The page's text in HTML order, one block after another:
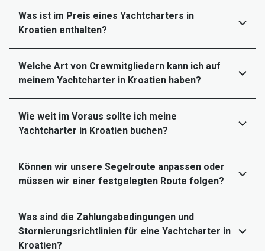
Was ist im Preis eines Yachtcharters in
Kroatien enthalten?
Welche Art von Crewmitgliedern kann ich auf
meinem Yachtcharter in Kroatien haben?
Wie weit im Voraus sollte ich meine
Yachtcharter in Kroatien buchen?
Können wir unsere Segelroute anpassen oder
müssen wir einer festgelegten Route folgen?
Was sind die Zahlungsbedingungen und
Stornierungsrichtlinien für eine Yachtcharter in
Kroatien?